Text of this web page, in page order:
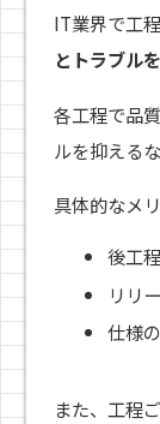
IT業界で工
とトラブル
各工程で品
ルを抑える
具体的なメ
後工
リリ
仕様
また、工程